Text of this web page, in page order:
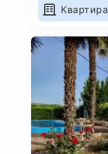
Квартира